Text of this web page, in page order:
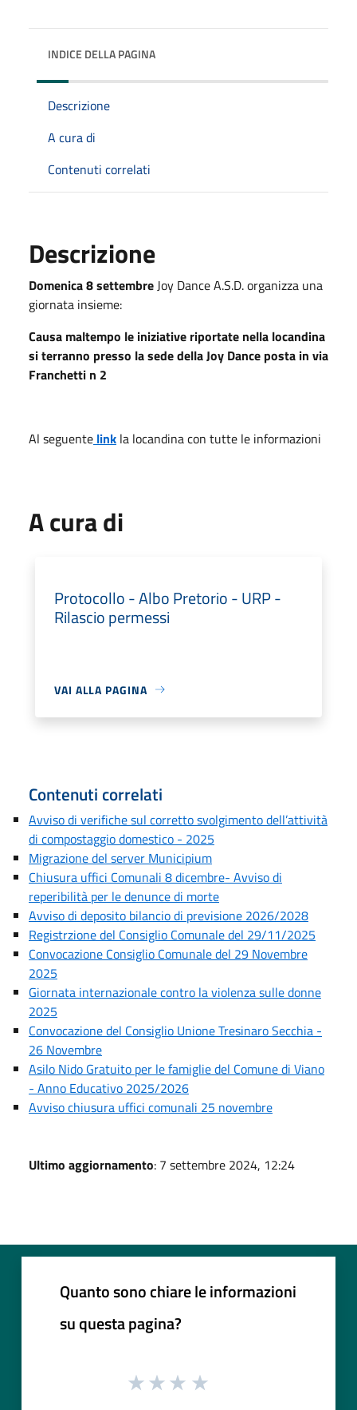
INDICE DELLA PAGINA
Descrizione
A cura di
Contenuti correlati
Descrizione
Domenica 8 settembre Joy Dance A.S.D. organizza una
giornata insieme:
Causa maltempo le iniziative riportate nella locandina
si terranno presso la sede della Joy Dance posta in via
Franchetti n 2
Al seguente link la locandina con tutte le informazioni
A cura di
Protocollo - Albo Pretorio - URP -
Rilascio permessi
VAI ALLA PAGINA
Contenuti correlati
Avviso di verifiche sul corretto svolgimento dell’attività
di compostaggio domestico - 2025
Migrazione del server Municipium
Chiusura uffici Comunali 8 dicembre- Avviso di
reperibilità per le denunce di morte
Avviso di deposito bilancio di previsione 2026/2028
Registrzione del Consiglio Comunale del 29/11/2025
Convocazione Consiglio Comunale del 29 Novembre
2025
Giornata internazionale contro la violenza sulle donne
2025
Convocazione del Consiglio Unione Tresinaro Secchia -
26 Novembre
Asilo Nido Gratuito per le famiglie del Comune di Viano
- Anno Educativo 2025/2026
Avviso chiusura uffici comunali 25 novembre
Ultimo aggiornamento: 7 settembre 2024, 12:24
Quanto sono chiare le informazioni
su questa pagina?